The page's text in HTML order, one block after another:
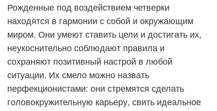
Рожденные под воздействием четверки
находятся в гармонии с собой и окружающим
миром. Они умеют ставить цели и достигать их,
неукоснительно соблюдают правила и
сохраняют позитивный настрой в любой
ситуации. Их смело можно назвать
перфекционистами: они стремятся сделать
головокружительную карьеру, свить идеальное